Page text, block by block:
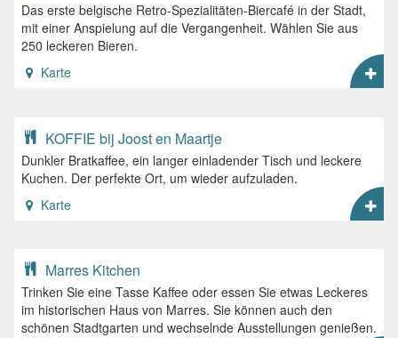
Das erste belgische Retro-Spezialitäten-Biercafé in der Stadt,
mit einer Anspielung auf die Vergangenheit. Wählen Sie aus
250 leckeren Bieren.
Karte
KOFFIE bij Joost en Maartje
Dunkler Bratkaffee, ein langer einladender Tisch und leckere
Kuchen. Der perfekte Ort, um wieder aufzuladen.
Karte
Marres Kitchen
Trinken Sie eine Tasse Kaffee oder essen Sie etwas Leckeres
im historischen Haus von Marres. Sie können auch den
schönen Stadtgarten und wechselnde Ausstellungen genießen.